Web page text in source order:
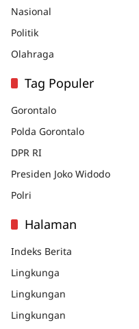
Nasional
Politik
Olahraga
Tag Populer
Gorontalo
Polda Gorontalo
DPR RI
Presiden Joko Widodo
Polri
Halaman
Indeks Berita
Lingkunga
Lingkungan
Lingkungan